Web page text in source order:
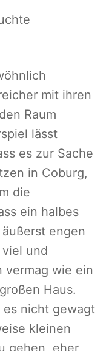
mit ihren
Raum
lässt
es zur Sache
in Coburg,
die
ein halbes
engen
und
vermag wie ein
Haus.
es nicht gewagt
kleinen
gehen, eher